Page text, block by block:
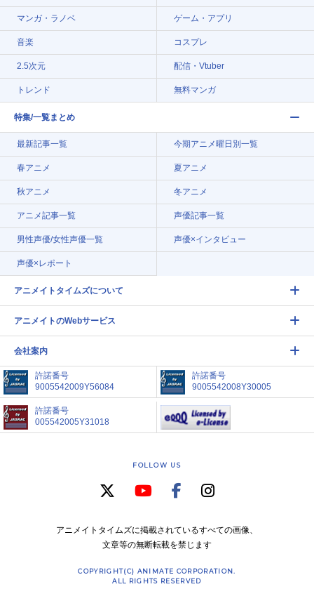
マンガ・ラノベ ゲーム・アプリ
音楽 コスプレ
2.5次元 配信・Vtuber
トレンド 無料マンガ
特集/一覧まとめ
最新記事一覧 今期アニメ曜日別一覧
春アニメ 夏アニメ
秋アニメ 冬アニメ
アニメ記事一覧 声優記事一覧
男性声優/女性声優一覧 声優×インタビュー
声優×レポート
アニメイトタイムズについて
アニメイトのWebサービス
会社案内
許諾番号
9005542009Y56084
許諾番号
9005542008Y30005
許諾番号
005542005Y31018
FOLLOW US
アニメイトタイムズに掲載されているすべての画像、
文章等の無断転載を禁じます
COPYRIGHT(C) ANIMATE CORPORATION.
ALL RIGHTS RESERVED